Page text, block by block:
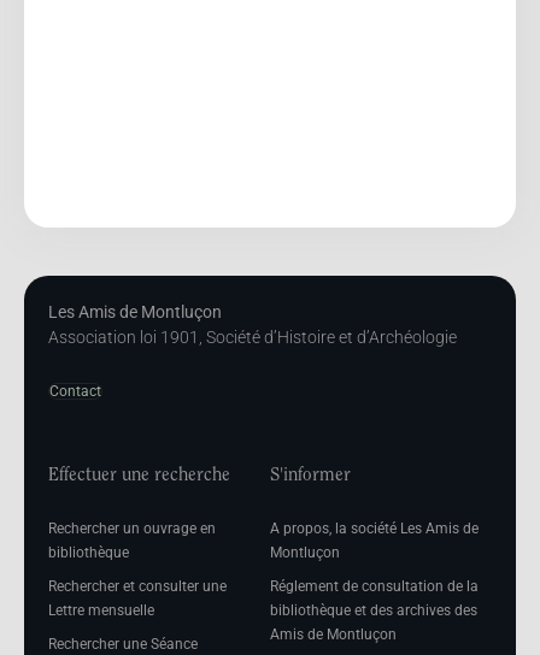
Les Amis de Montluçon
Association loi 1901, Société d’Histoire et d’Archéologie
Contact
Effectuer une recherche
Rechercher un ouvrage en
bibliothèque
Rechercher et consulter une
Lettre mensuelle
Rechercher une Séance
S'informer
A propos, la société Les Amis de
Montluçon
Réglement de consultation de la
bibliothèque et des archives des
Amis de Montluçon